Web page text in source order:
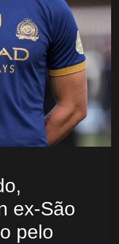
ex-São
pelo